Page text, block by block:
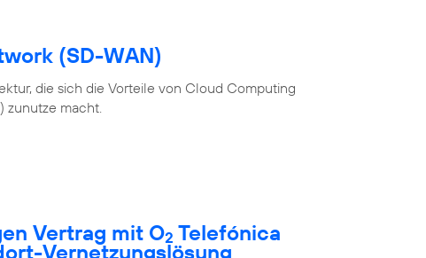
(SD-WAN)
die sich die Vorteile von Cloud Computing
zunutze macht.
Vertrag mit O2 Telefónica
Vernetzungslösung